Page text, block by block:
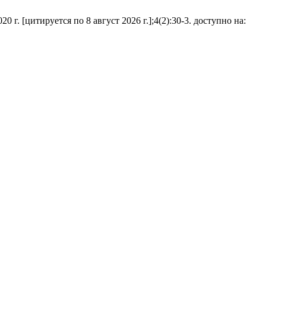
[цитируется по 8 август 2026 г.];4(2):30-3. доступно на: